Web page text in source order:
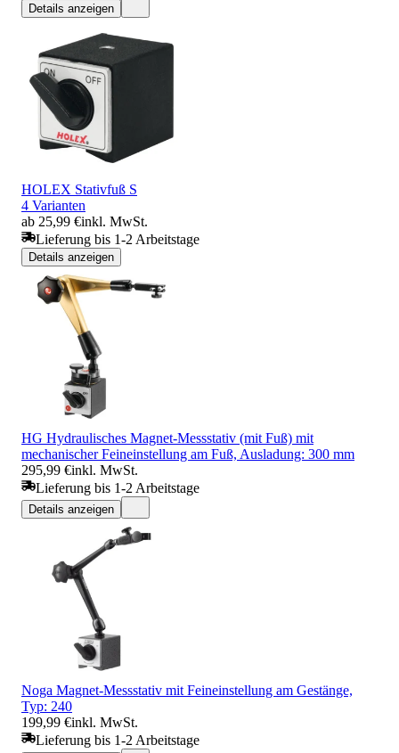
Details anzeigen
HOLEX Stativfuß S
4 Varianten
ab 25,99 €inkl. MwSt.
Lieferung bis 1-2 Arbeitstage
Details anzeigen
HG Hydraulisches Magnet-Messstativ (mit Fuß) mit
mechanischer Feineinstellung am Fuß, Ausladung: 300 mm
295,99 €inkl. MwSt.
Lieferung bis 1-2 Arbeitstage
Details anzeigen
Noga Magnet-Messstativ mit Feineinstellung am Gestänge,
Typ: 240
199,99 €inkl. MwSt.
Lieferung bis 1-2 Arbeitstage